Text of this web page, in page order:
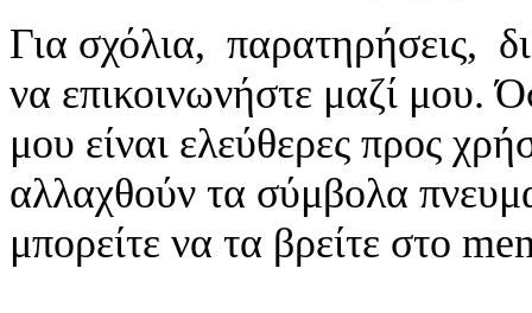
Για σχόλια, παρατηρήσεις,
να επικοινωνήστε μαζί μου.
μου είναι ελεύθερες προς
αλλαχθούν τα σύμβολα
μπορείτε να τα βρείτε στο